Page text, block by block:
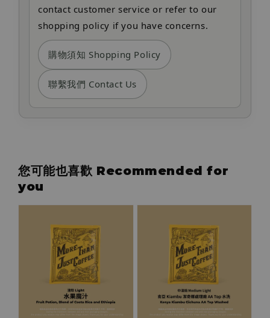
contact customer service or refer to our
shopping policy if you have concerns.
購物須知 Shopping Policy
聯繫我們 Contact Us
您可能也喜歡 Recommended for
you